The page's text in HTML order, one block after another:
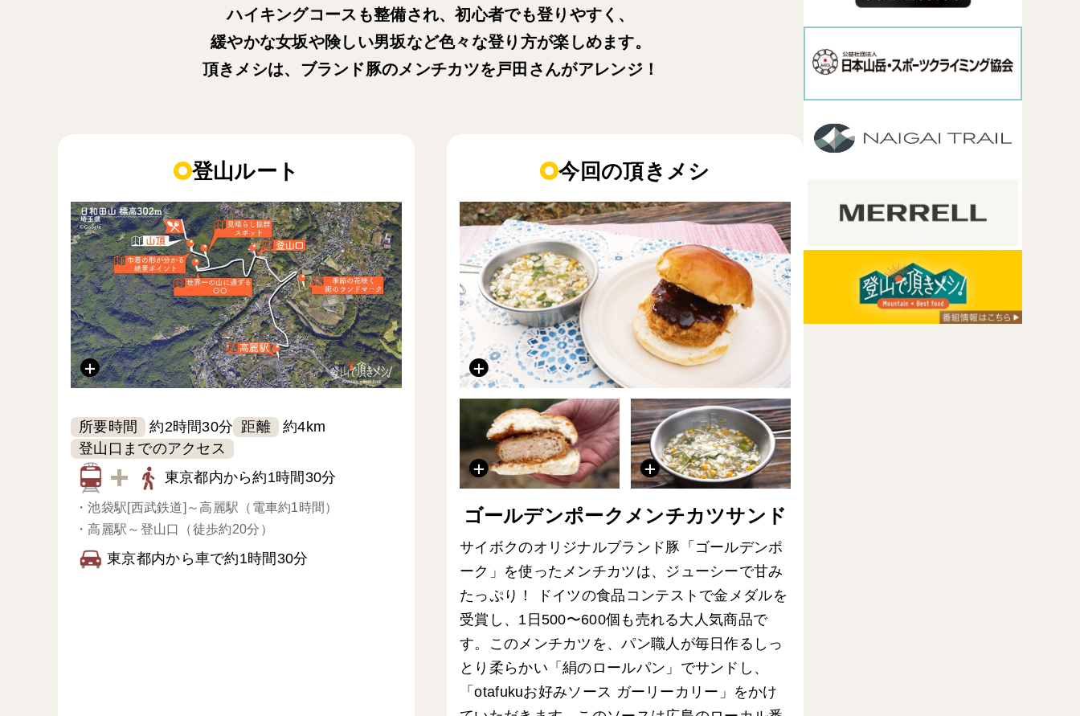
ハイキングコースも整備され、初心者でも登りやすく、
緩やかな女坂や険しい男坂など色々な登り方が楽しめます。
頂きメシは、ブランド豚のメンチカツを戸田さんがアレンジ！
登山ルート
所要時間 約2時間30分 距離
約4km
登山口までのアクセス
東京都内から約1時間30分
・池袋駅[西武鉄道]～高麗駅（電車約1時間）
・高麗駅～登山口（徒歩約20分）
東京都内から車で約1時間30分
今回の頂きメシ
ゴールデンポークメンチカツサンド
サイボクのオリジナルブランド豚「ゴールデンポ
ーク」を使ったメンチカツは、ジューシーで甘み
たっぷり！ ドイツの食品コンテストで金メダルを
受賞し、1日500〜600個も売れる大人気商品で
す。このメンチカツを、パン職人が毎日作るしっ
とり柔らかい「絹のロールパン」でサンドし、
「otafukuお好みソース ガーリーカリー」をかけ